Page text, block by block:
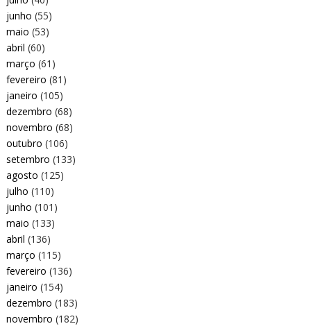
junho (55)
maio (53)
abril (60)
março (61)
fevereiro (81)
janeiro (105)
dezembro (68)
novembro (68)
outubro (106)
setembro (133)
agosto (125)
julho (110)
junho (101)
maio (133)
abril (136)
março (115)
fevereiro (136)
janeiro (154)
dezembro (183)
novembro (182)